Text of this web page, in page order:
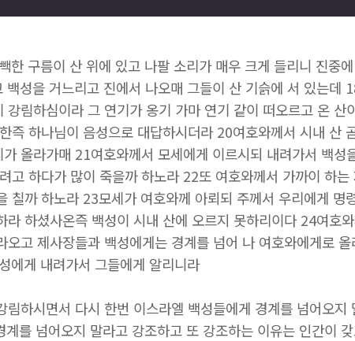
한 구름이 산 위에 있고 나팔 소리가 매우 크게 들리니 진중
성을 거느리고 진에서 나오매 그들이 산 기슭에 서 있는데
강림하심이라 그 연기가 옹기 가마 연기 같이 떠오르고 온 산
즉 하나님이 음성으로 대답하시더라 20여호와께서 시내 산
올라가매 21여호와께서 모세에게 이르시되 내려가서 백성
고 하다가 많이 죽을까 하노라 22또 여호와께서 가까이 하
칠까 하노라 23모세가 여호와께 아뢰되 주께서 우리에게 명
하셨사온즉 백성이 시내 산에 오르지 못하리이다 24여호
고 제사장들과 백성에게는 경계를 넘어 나 여호와에게로
에게 내려가서 그들에게 알리니라
하시면서 다시 한번 이스라엘 백성들에게 경계를 넘어오지
를 넘어오지 말라고 강조하고 또 강조하는 이유는 인간이